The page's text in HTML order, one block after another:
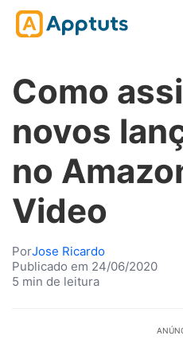
Como
novos
no
Video
PorJose Ricardo
Publicado em 24/06/2020
5 min de leitura